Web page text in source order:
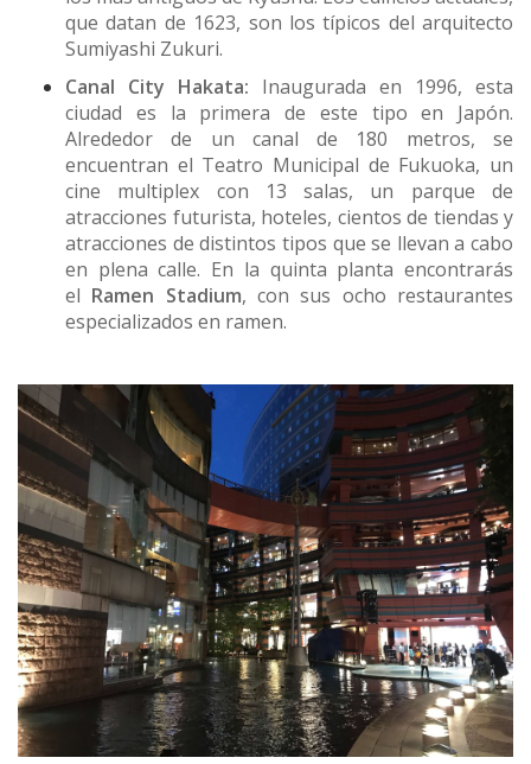
que datan de 1623, son los típicos del arquitecto
Sumiyashi Zukuri.
Canal City Hakata: Inaugurada en 1996, esta
ciudad es la primera de este tipo en Japón.
Alrededor de un canal de 180 metros, se
encuentran el Teatro Municipal de Fukuoka, un
cine multiplex con 13 salas, un parque de
atracciones futurista, hoteles, cientos de tiendas y
atracciones de distintos tipos que se llevan a cabo
en plena calle. En la quinta planta encontrarás
el Ramen Stadium, con sus ocho restaurantes
especializados en ramen.